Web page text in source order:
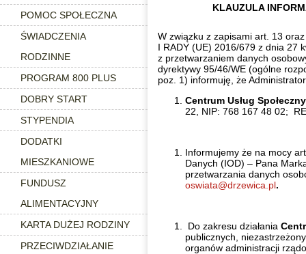
POMOC SPOŁECZNA
ŚWIADCZENIA
RODZINNE
PROGRAM 800 PLUS
DOBRY START
STYPENDIA
DODATKI
MIESZKANIOWE
FUNDUSZ
ALIMENTACYJNY
KARTA DUŻEJ RODZINY
PRZECIWDZIAŁANIE
KLAUZULA
W związku z zapisami art. 13
I RADY (UE) 2016/679 z dnia 27
z przetwarzaniem danych
dyrektywy 95/46/WE (ogólne
poz. 1) informuję, że
Centrum Usług
22, NIP: 768 167 48 02;
Informujemy że na mocy
Danych (IOD) – Pana
przetwarzania danych
oswiata@drzewica.pl.
Do zakresu działania
publicznych,
organów administracji